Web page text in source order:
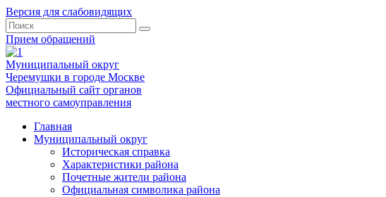
Версия для слабовидящих
Прием обращений
Муниципальный округ
Черемушки в городе Москве
Официальный сайт органов
местного самоуправления
Главная
Муниципальный округ
Историческая справка
Характеристики района
Почетные жители района
Официальная символика района